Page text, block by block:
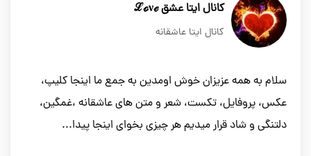
کانال ایتا عشق ℒℴνℯ
کانال ایتا عاشقانه
سلام به همه عزیزان خوش اومدین به جمع ما اینجا کلیپ،
عکس، پروفایل، تکست، شعر و متن های عاشقانه ،غمگین،
دلتنگی و شاد قرار میدیم هر چیزی بخوای اینجا پیدا...